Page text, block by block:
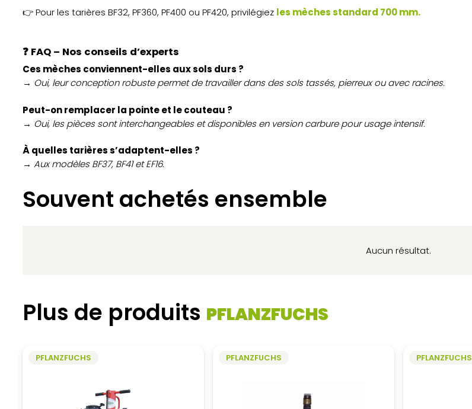
👉 Pour les tarières BF32, PF360, PF400 ou PF420, privilégiez les mèches standard 700 mm.
❓ FAQ – Nos conseils d’experts
Ces mèches conviennent-elles aux sols durs ?
→ Oui, leur conception robuste permet de travailler dans des sols tassés, pierreux ou avec racines.
Peut-on remplacer la pointe et le couteau ?
→ Oui, les pièces sont interchangeables et disponibles en version carbure pour usage intensif.
À quelles tarières s’adaptent-elles ?
→ Aux modèles BF37, BF41 et EF16.
Souvent achetés ensemble
Aucun résultat.
Plus de produits PFLANZFUCHS
PFLANZFUCHS PFLANZFUCHS PFLANZFUCHS